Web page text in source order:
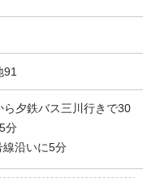
91
夕鉄バス三川行きで30
分
沿いに5分